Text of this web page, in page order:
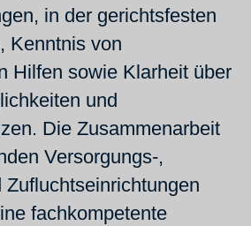
in der gerichtsfesten
Kenntnis von
Hilfen sowie Klarheit über
und
Die Zusammenarbeit
Versorgungs-,
Zufluchtseinrichtungen
fachkompetente